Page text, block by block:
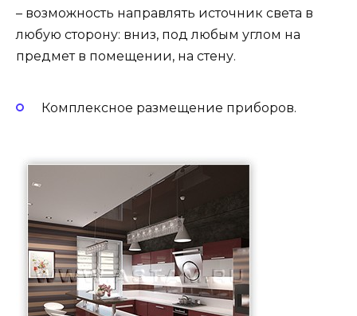
– возможность направлять источник света в
любую сторону: вниз, под любым углом на
предмет в помещении, на стену.
Комплексное размещение приборов.